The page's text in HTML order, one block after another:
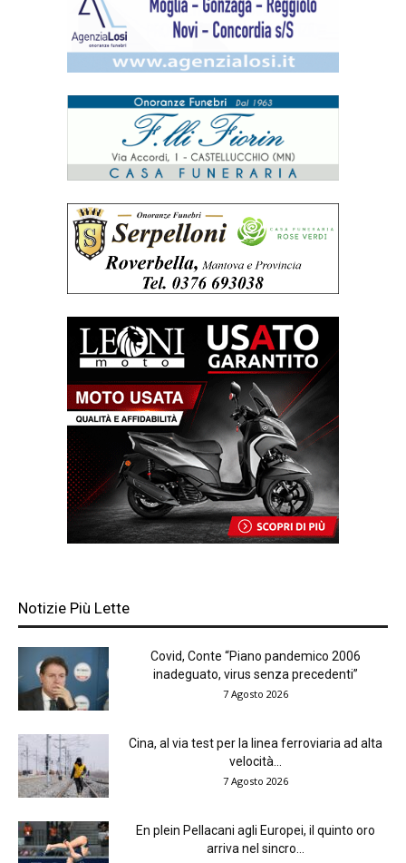
Notizie Più Lette
Covid, Conte “Piano pandemico 2006
inadeguato, virus senza precedenti”
7 Agosto 2026
Cina, al via test per la linea ferroviaria ad alta
velocità...
7 Agosto 2026
En plein Pellacani agli Europei, il quinto oro
arriva nel sincro...